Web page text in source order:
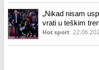
„Nikad nisam
vrati u teškim
poraza!
Hot sport